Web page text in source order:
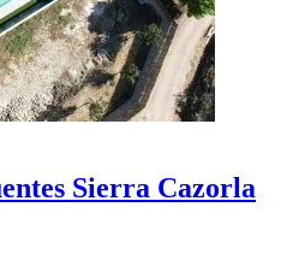
Sierra Cazorla